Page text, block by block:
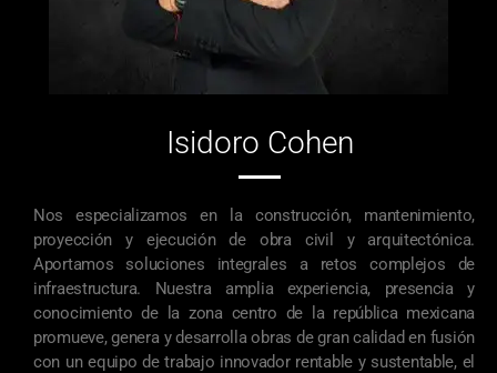
Isidoro Cohen
Nos especializamos en la construcción, mantenimiento,
proyección y ejecución de obra civil y arquitectónica.
Aportamos soluciones integrales a retos complejos de
infraestructura. Nuestra amplia experiencia, presencia y
conocimiento de la zona centro de la república mexicana
promueve, genera y desarrolla obras de gran calidad en fusión
con un equipo de trabajo innovador rentable y sustentable, el